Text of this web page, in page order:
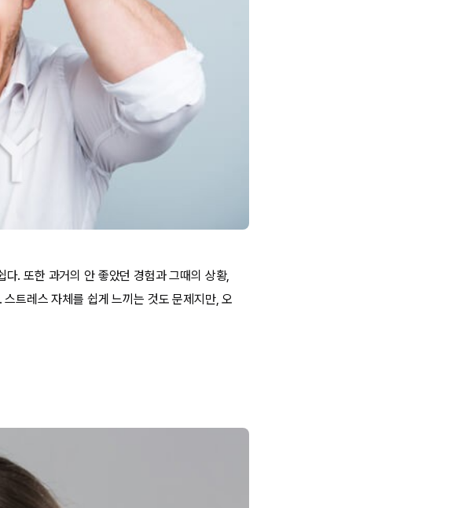
. 또한 과거의 안 좋았던 경험과 그때의 상황,
트레스 자체를 쉽게 느끼는 것도 문제지만, 오